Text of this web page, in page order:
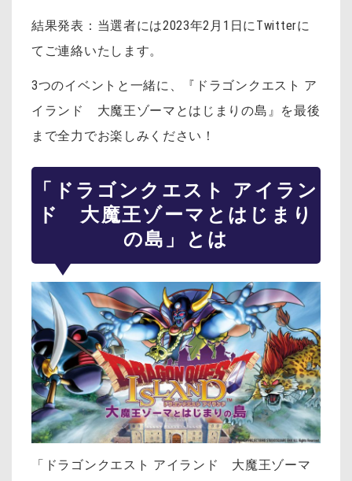
結果発表：当選者には2023年2月1日にTwitterに
てご連絡いたします。
3つのイベントと一緒に、『ドラゴンクエスト ア
イランド 大魔王ゾーマとはじまりの島』を最後
まで全力でお楽しみください！
「ドラゴンクエスト アイラン
ド 大魔王ゾーマとはじまり
の島」とは
「ドラゴンクエスト アイランド 大魔王ゾーマ